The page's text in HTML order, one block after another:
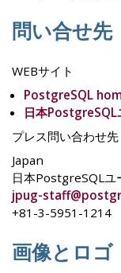
問い合せ先
WEBサイト
PostgreSQL
日本PostgreSQL
プレス問い合わせ先
Japan
日本PostgreSQLユ
jpug-
+81-3-5951-1214
画像とロゴ